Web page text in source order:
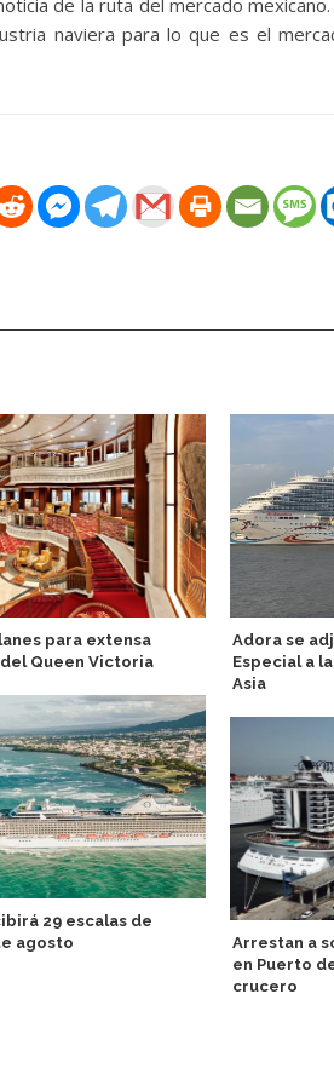
de la ruta del mercado
naviera para lo que es el
para extensa
Queen Victoria
29 escalas de
agosto
Adora se
Especial a
Asia
Arrestan a
en Puerto
crucero